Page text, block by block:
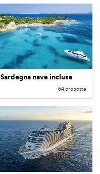
Sardegna nave inclusa
64 proposte